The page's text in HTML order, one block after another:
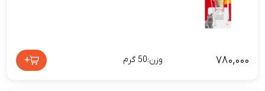
۷۸۰,۰۰۰ وزن:50 گرم +